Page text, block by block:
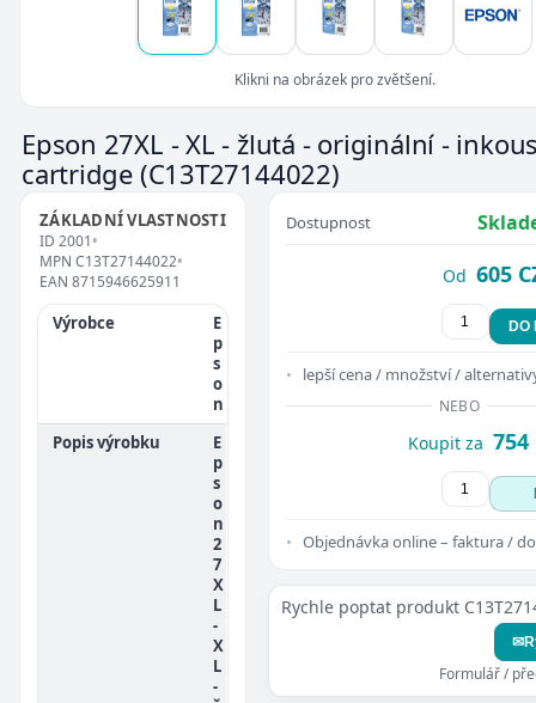
Klikni na obrázek pro zvětšení.
Epson 27XL - XL - žlutá - originální -
cartridge (C13T27144022)
ZÁKLADNÍ VLASTNOSTI
ID 2001•
MPN C13T27144022•
EAN 8715946625911
Výrobce
E
p
s
o
n
Popis výrobku
E
p
s
o
n
2
7
X
L
-
X
L
-
Dostupnost
Od 605
DO
lepší cena / množství /
NEBO
Koupit za 754
Objednávka online – faktura /
Rychle poptat produkt
✉
Formulář /